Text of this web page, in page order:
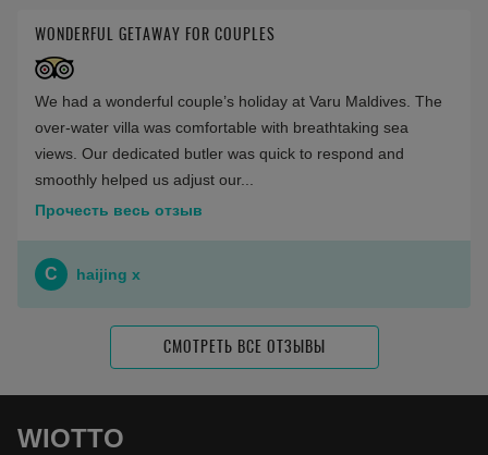
WONDERFUL GETAWAY FOR COUPLES
We had a wonderful couple’s holiday at Varu Maldives. The
over‑water villa was comfortable with breathtaking sea
views. Our dedicated butler was quick to respond and
smoothly helped us adjust our...
Прочесть весь отзыв
C haijing x
СМОТРЕТЬ ВСЕ ОТЗЫВЫ
WIOTTO